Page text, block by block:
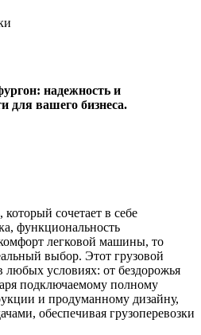
надежность и
для вашего бизнеса.
сочетает в себе
функциональность
легковой машины, то
выбор. Этот грузовой
любых условиях: от бездорожья
подключаемому полному
и продуманному дизайну,
обеспечивая грузоперевозки